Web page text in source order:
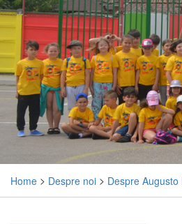
Home > Despre noi > Despre Augusto